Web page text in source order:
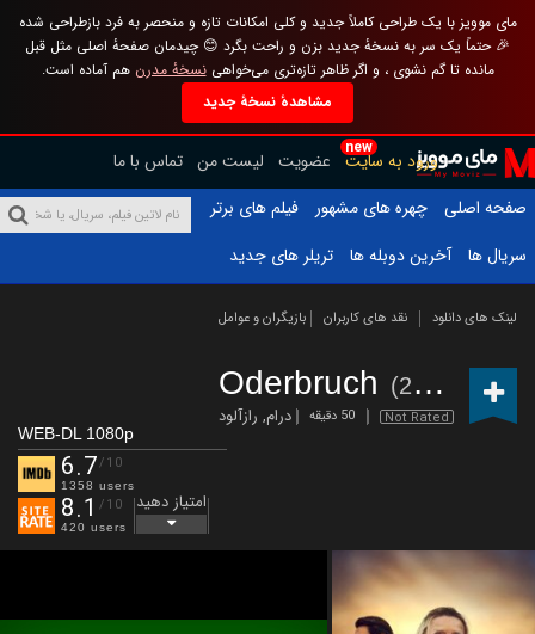
مای موویز با یک طراحی کاملاً جدید و کلی امکانات تازه و منحصر به فرد بازطراحی شده
🎉 حتماً یک سر به نسخهٔ جدید بزن و راحت بگرد 😊 چیدمان صفحهٔ اصلی مثل قبل
مانده تا گم نشوی ، و اگر ظاهر تازه‌تری می‌خواهینسخهٔ مدرن هم آماده است.
مشاهدهٔ نسخهٔ جدید
new
ورود به سایت عضویت لیست من تماس با ما
صفحه اصلی
چهره های مشهور
فیلم های برتر
سریال ها
آخرین دوبله ها تریلر های جدید
لینک های دانلود نقد های کاربران بازیگران و عوامل
Oderbruch (2024 – )
Not Rated 50 دقیقه درام, رازآلود
WEB-DL 1080p
6.7/10
1358 users
8.1 /10
420 users
امتیاز دهید